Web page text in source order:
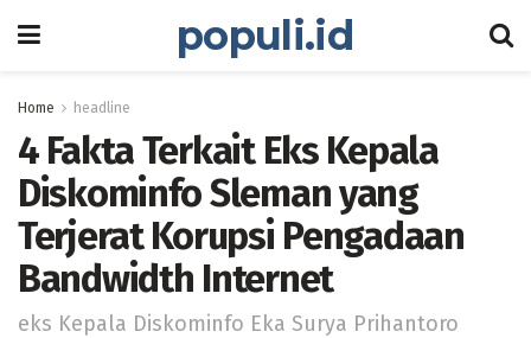
populi.id
Home headline
4 Fakta Terkait Eks Kepala
Diskominfo Sleman yang
Terjerat Korupsi Pengadaan
Bandwidth Internet
eks Kepala Diskominfo Eka Surya Prihantoro